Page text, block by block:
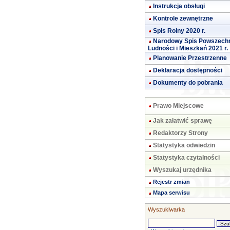
Instrukcja obsługi
Kontrole zewnętrzne
Spis Rolny 2020 r.
Narodowy Spis
Ludności i Mieszkań 2021 r.
Planowanie Przestrzenne
Deklaracja dostępności
Dokumenty do pobrania
Prawo Miejscowe
Jak załatwić sprawę
Redaktorzy Strony
Statystyka odwiedzin
Statystyka czytalności
Wyszukaj urzędnika
Rejestr zmian
Mapa serwisu
Wyszukiwarka